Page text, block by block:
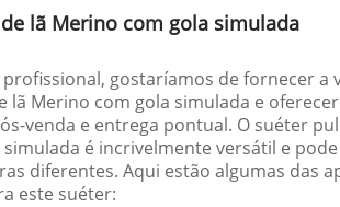
lã Merino com gola simulada
gostaríamos de fornecer a
lã Merino com gola simulada e
venda e entrega pontual. O suéter
é incrivelmente versátil e
diferentes. Aqui estão algumas das
este suéter: